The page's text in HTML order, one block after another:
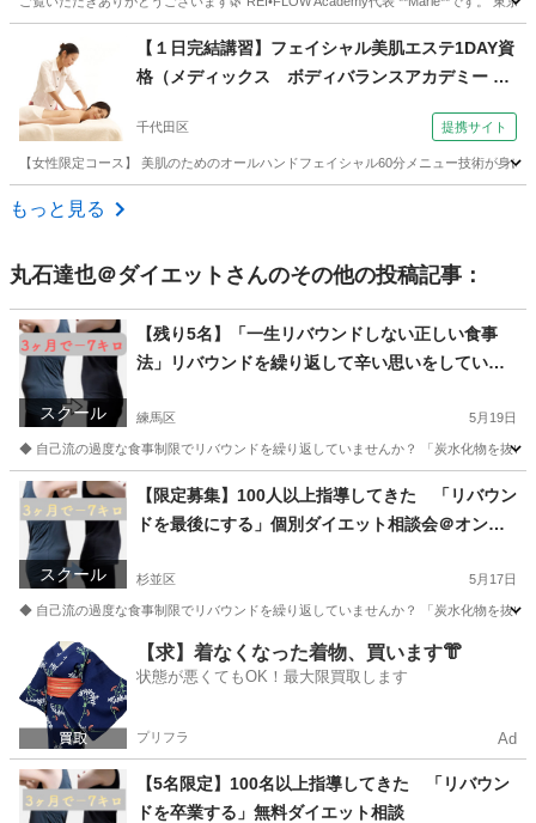
東京駅 ヘッドスパ ヘッド
【１日完結講習】フェイシャル美肌エステ1DAY資
格（メディックス ボディバランスアカデミー ア
茶ノ水学校）
千代田区 提携サイト
【女性限定コース】 美肌のためのオールハンドフェイシャル60分メニュー技術が身
東京 千代田区
もっと見る
丸石達也＠ダイエット さんのその他の投稿記事：
スクール
【残り5名】「一生リバウンドしない正しい食事
法」リバウンドを繰り返して辛い思いをしている
練馬区 5月19日
◆ 自己流の過度な食事制限でリバウンドを繰り返していませんか？ 「炭水化物を抜
東京 練馬区 美容健康 オンライン
スクール
【限定募集】100人以上指導してきた 「リバウン
ドを最後にする」個別ダイエット相談会＠オンラ
杉並区 5月17日
◆ 自己流の過度な食事制限でリバウンドを繰り返していませんか？ 「炭水化物を抜
東京 杉並区 美容健康 オンライン
【求】着なくなった着物、買います👘
状態が悪くてもOK！最大限買取します
プリフラ Ad
【5名限定】100名以上指導してきた 「リバウン
ドを卒業する」無料ダイエット相談